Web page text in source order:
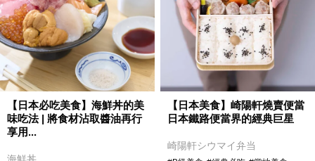
【日本必吃美食】海鮮丼的美
味吃法 | 將食材沾取醬油再行
享用...
【日本美食】崎陽軒燒賣便當
日本鐵路便當界的經典巨星
崎陽軒シウマイ弁当